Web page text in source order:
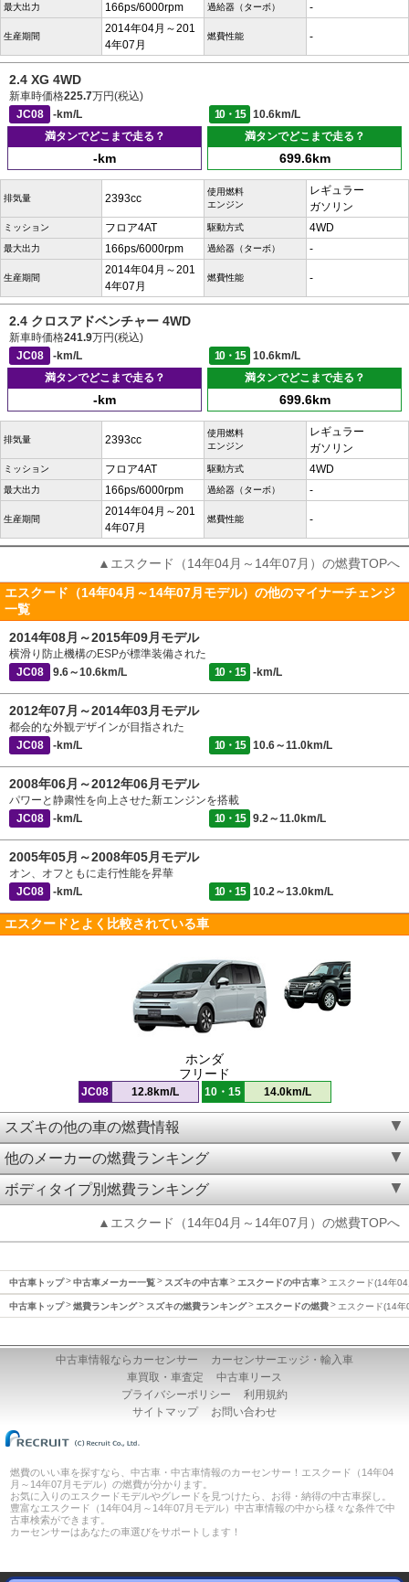
最大出力 166ps/6000rpm 過給器（ターボ） -
生産期間
2014年04月～201
4年07月
燃費性能 -
2.4 XG 4WD
新車時価格225.7万円(税込)
JC08
-km/L 10・15
10.6km/L
満タンでどこまで走る？
-km
満タンでどこまで走る？
699.6km
排気量 2393cc
使用燃料
エンジン
レギュラー
ガソリン
ミッション フロア4AT 駆動方式 4WD
最大出力 166ps/6000rpm 過給器（ターボ） -
生産期間
2014年04月～201
4年07月
燃費性能 -
2.4 クロスアドベンチャー 4WD
新車時価格241.9万円(税込)
JC08
-km/L 10・15
10.6km/L
満タンでどこまで走る？
-km
満タンでどこまで走る？
699.6km
排気量 2393cc
使用燃料
エンジン
レギュラー
ガソリン
ミッション フロア4AT 駆動方式 4WD
最大出力 166ps/6000rpm 過給器（ターボ） -
生産期間
2014年04月～201
4年07月
燃費性能 -
▲エスクード（14年04月～14年07月）の燃費TOPへ
エスクード（14年04月～14年07月モデル）の他のマイナーチェンジ
一覧
2014年08月～2015年09月モデル
横滑り防止機構のESPが標準装備された
JC08
9.6～10.6km/L 10・15 -km/L
2012年07月～2014年03月モデル
都会的な外観デザインが目指された
JC08
-km/L 10・15 10.6～11.0km/L
2008年06月～2012年06月モデル
パワーと静粛性を向上させた新エンジンを搭載
JC08
-km/L 10・15 9.2～11.0km/L
2005年05月～2008年05月モデル
オン、オフともに走行性能を昇華
JC08
-km/L 10・15 10.2～13.0km/L
エスクードとよく比較されている車
ホンダ
フリード
JC08 12.8km/L 10・15 14.0km/L
スズキの他の車の燃費情報
他のメーカーの燃費ランキング
ボディタイプ別燃費ランキング
▲エスクード（14年04月～14年07月）の燃費TOPへ
中古車トップ 中古車メーカー一覧 スズキの中古車 エスクードの中古車 エスクード(14年
中古車トップ 燃費ランキング スズキの燃費ランキング エスクードの燃費 エスクード(14
中古車情報ならカーセンサー
カーセンサーエッジ・輸入車
車買取・車査定
中古車リース
プライバシーポリシー
利用規約
サイトマップ
お問い合わせ
燃費のいい車を探すなら、中古車・中古車情報のカーセンサー！エスクード（14年04
月～14年07月モデル）の燃費が分かります。
お気に入りのエスクードモデルやグレードを見つけたら、お得・納得の中古車探し。
豊富なエスクード（14年04月～14年07月モデル）中古車情報の中から様々な条件で中
古車検索ができます。
カーセンサーはあなたの車選びをサポートします！